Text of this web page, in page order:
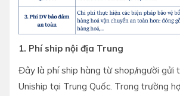
1. Phí ship nội địa Trung
Đây là phí ship hàng từ shop/người gửi
Uniship tại Trung Quốc. Trong trường